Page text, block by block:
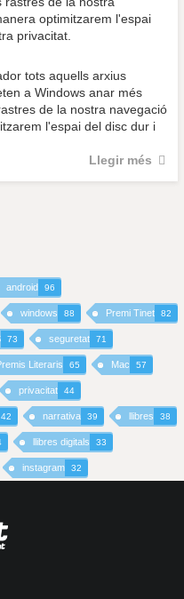
optimitzarem l'espai
privacitat.
Llegir més
tots aquells arxius
a Windows anar més
de la nostra navegació
l'espai del disc dur i
android 96
windows 88 Premi Tinet 82
73 seguretat 71
Literaris 65 Mac 57
privacitat 44
42 narrativa 39 llibres 38
llibres digitals 33
instagram 32